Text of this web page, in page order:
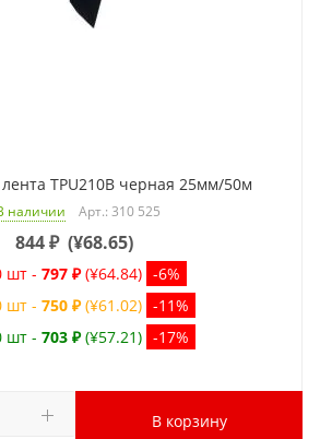
TPU210B черная 25мм/50м
наличии Арт.: 310 525
844₽ (¥68.65)
шт - 797 ₽ (¥64.84) -6%
шт - 750 ₽ (¥61.02) -11%
шт - 703 ₽ (¥57.21) -17%
В корзину